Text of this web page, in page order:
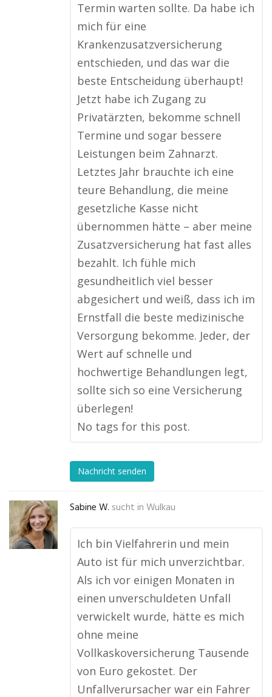
Termin warten sollte. Da habe ich
mich für eine
Krankenzusatzversicherung
entschieden, und das war die
beste Entscheidung überhaupt!
Jetzt habe ich Zugang zu
Privatärzten, bekomme schnell
Termine und sogar bessere
Leistungen beim Zahnarzt.
Letztes Jahr brauchte ich eine
teure Behandlung, die meine
gesetzliche Kasse nicht
übernommen hätte – aber meine
Zusatzversicherung hat fast alles
bezahlt. Ich fühle mich
gesundheitlich viel besser
abgesichert und weiß, dass ich im
Ernstfall die beste medizinische
Versorgung bekomme. Jeder, der
Wert auf schnelle und
hochwertige Behandlungen legt,
sollte sich so eine Versicherung
überlegen!
No tags for this post.
Nachricht senden
Sabine W. sucht in Wulkau
Ich bin Vielfahrerin und mein
Auto ist für mich unverzichtbar.
Als ich vor einigen Monaten in
einen unverschuldeten Unfall
verwickelt wurde, hätte es mich
ohne meine
Vollkaskoversicherung Tausende
von Euro gekostet. Der
Unfallverursacher war ein Fahrer